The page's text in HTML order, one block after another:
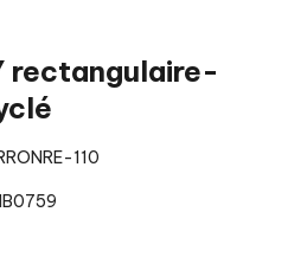
rectangulaire-
110